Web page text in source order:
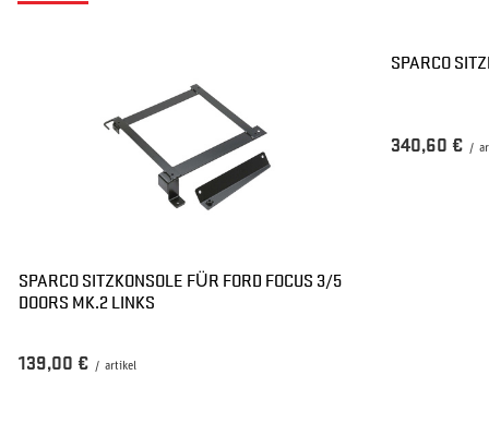
SPARCO SITZKONSOLE FÜR FORD FOCUS 3/5
DOORS MK.2 LINKS
139,00 € / artikel
SPARCO
340,60 € /